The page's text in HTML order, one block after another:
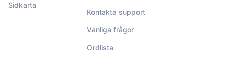
Sidkarta
Kontakta support
Vanliga frågor
Ordlista